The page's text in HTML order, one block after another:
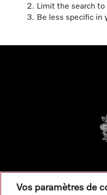
Limit the search
Be less specific in
Vos paramètres de